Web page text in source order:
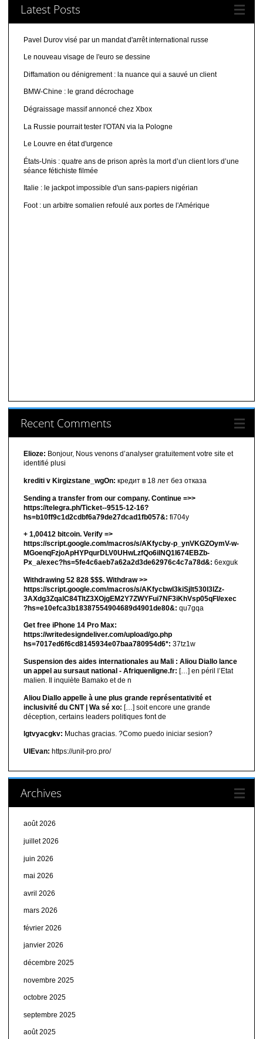
Latest Posts
Pavel Durov visé par un mandat d'arrêt international russe
Le nouveau visage de l'euro se dessine
Diffamation ou dénigrement : la nuance qui a sauvé un client
BMW-Chine : le grand décrochage
Dégraissage massif annoncé chez Xbox
La Russie pourrait tester l'OTAN via la Pologne
Le Louvre en état d'urgence
États-Unis : quatre ans de prison après la mort d’un client lors d’une
séance fétichiste filmée
Italie : le jackpot impossible d'un sans-papiers nigérian
Foot : un arbitre somalien refoulé aux portes de l'Amérique
Recent Comments
Elioze: Bonjour, Nous venons d’analyser gratuitement votre site et
identifié plusi
krediti v Kirgizstane_wgOn: кредит в 18 лет без отказа
Sending a transfer from our company. Continue =>>
https://telegra.ph/Ticket--9515-12-16?
hs=b10ff9c1d2cdbf6a79de27dcad1fb057&: fi704y
+ 1,00412 bitсоin. Verify =>
https://script.google.com/macros/s/AKfycby-p_ynVKGZOymV-w-
MGoenqFzjoApHYPqurDLV0UHwLzfQo6ilNQ1l674EBZb-
Px_a/exec?hs=5fe4c6aeb7a62a2d3de62976c4c7a78d&: 6exguk
Withdrawing 52 828 $$$. Withdrаw >>
https://script.google.com/macros/s/AKfycbwl3kiSjlt530I3lZz-
3AXdg3ZqalC84TltZ3XOjgEM2Y7ZWYFui7NF3iKhVsp05qFl/exec
?hs=e10efca3b18387554904689d4901de80&: qu7gqa
Get free iPhone 14 Pro Max:
https://writedesigndeliver.com/upload/go.php
hs=7017ed6f6cd8145934e07baa780954d6*: 37tz1w
Suspension des aides internationales au Mali : Aliou Diallo lance
un appel au sursaut national - Afriquenligne.fr: […] en péril l’Etat
malien. Il inquiète Bamako et de n
Aliou Diallo appelle à une plus grande représentativité et
inclusivité du CNT | Wa sé xo: […] soit encore une grande
déception, certains leaders politiques font de
lgtvyacgkv: Muchas gracias. ?Como puedo iniciar sesion?
UIEvan: https://unit-pro.pro/
Archives
août 2026
juillet 2026
juin 2026
mai 2026
avril 2026
mars 2026
février 2026
janvier 2026
décembre 2025
novembre 2025
octobre 2025
septembre 2025
août 2025